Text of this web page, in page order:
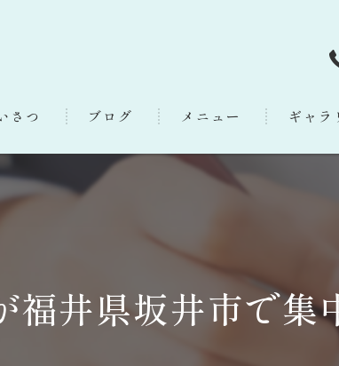
さつ ブログ メニュー ギャラ
福井県坂井市で集